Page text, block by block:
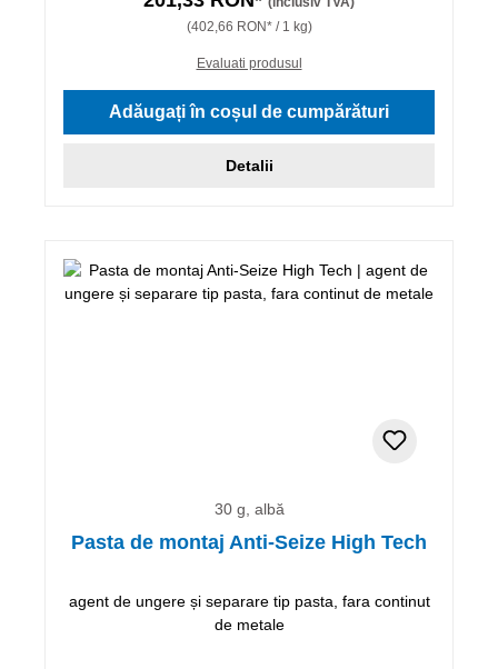
(402,66 RON* / 1 kg)
Evaluati produsul
Adăugați în coșul de cumpărături
Detalii
30 g, albă
Pasta de montaj Anti-Seize High Tech
agent de ungere și separare tip pasta, fara continut
de metale